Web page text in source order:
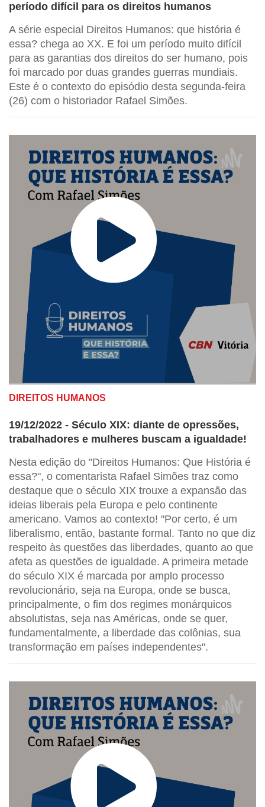
período difícil para os direitos humanos
A série especial Direitos Humanos: que história é
essa? chega ao XX. E foi um período muito difícil
para as garantias dos direitos do ser humano, pois
foi marcado por duas grandes guerras mundiais.
Este é o contexto do episódio desta segunda-feira
(26) com o historiador Rafael Simões.
DIREITOS HUMANOS
19/12/2022 - Século XIX: diante de opressões,
trabalhadores e mulheres buscam a igualdade!
Nesta edição do "Direitos Humanos: Que História é
essa?", o comentarista Rafael Simões traz como
destaque que o século XIX trouxe a expansão das
ideias liberais pela Europa e pelo continente
americano. Vamos ao contexto! "Por certo, é um
liberalismo, então, bastante formal. Tanto no que diz
respeito às questões das liberdades, quanto ao que
afeta as questões de igualdade. A primeira metade
do século XIX é marcada por amplo processo
revolucionário, seja na Europa, onde se busca,
principalmente, o fim dos regimes monárquicos
absolutistas, seja nas Américas, onde se quer,
fundamentalmente, a liberdade das colônias, sua
transformação em países independentes".